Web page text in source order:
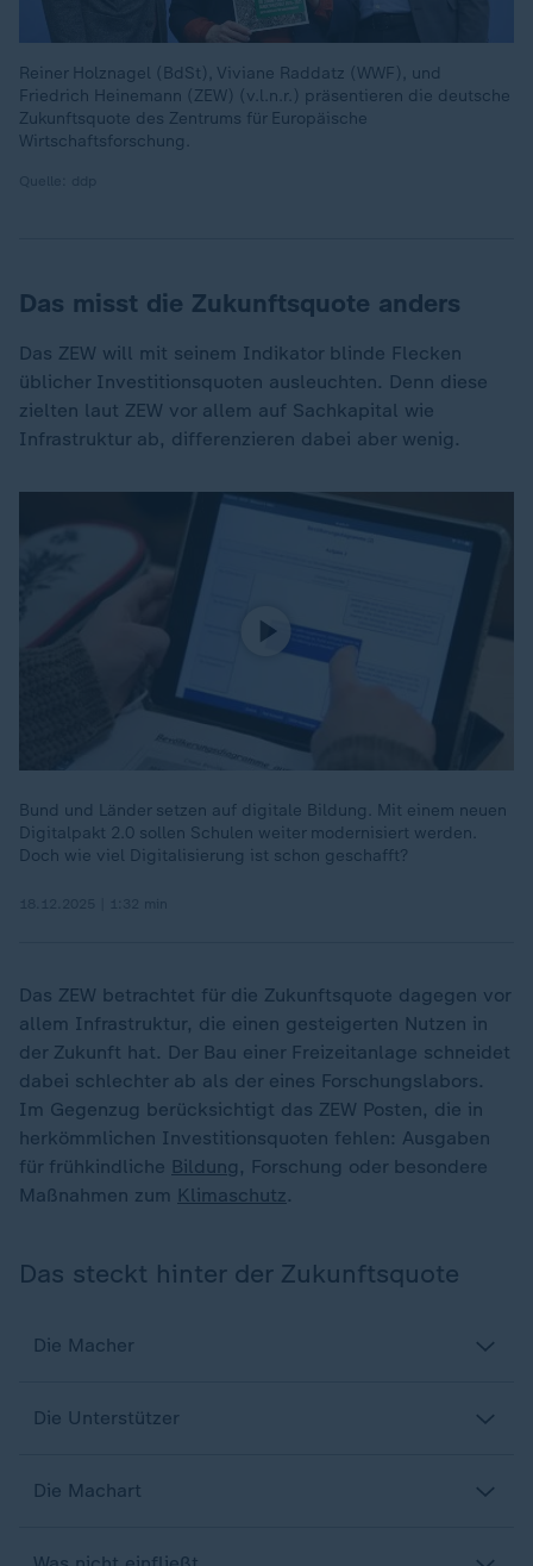
Reiner Holznagel (BdSt), Viviane Raddatz (WWF), und
Friedrich Heinemann (ZEW) (v.l.n.r.) präsentieren die deutsche
Zukunftsquote des Zentrums für Europäische
Wirtschaftsforschung.
Das misst die Zukunftsquote anders
Das ZEW will mit seinem Indikator blinde Flecken
üblicher Investitionsquoten ausleuchten. Denn diese
zielten laut ZEW vor allem auf Sachkapital wie
Infrastruktur ab, differenzieren dabei aber wenig.
Bund und Länder setzen auf digitale Bildung. Mit einem neuen
Digitalpakt 2.0 sollen Schulen weiter modernisiert werden.
Doch wie viel Digitalisierung ist schon geschafft?
Das ZEW betrachtet für die Zukunftsquote dagegen vor
allem Infrastruktur, die einen gesteigerten Nutzen in
der Zukunft hat. Der Bau einer Freizeitanlage schneidet
dabei schlechter ab als der eines Forschungslabors.
Im Gegenzug berücksichtigt das ZEW Posten, die in
herkömmlichen Investitionsquoten fehlen: Ausgaben
für frühkindliche Bildung , Forschung oder besondere
Maßnahmen zum Klimaschutz.
Das steckt hinter der Zukunftsquote
Die Macher
Die Unterstützer
Die Machart